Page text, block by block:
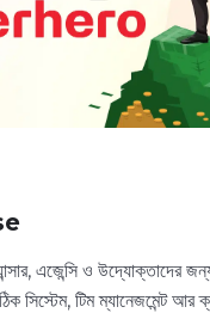
এজেন্সি ও উদ্যোক্তাদের
সিস্টেম, টিম ম্যানেজমেন্ট আর